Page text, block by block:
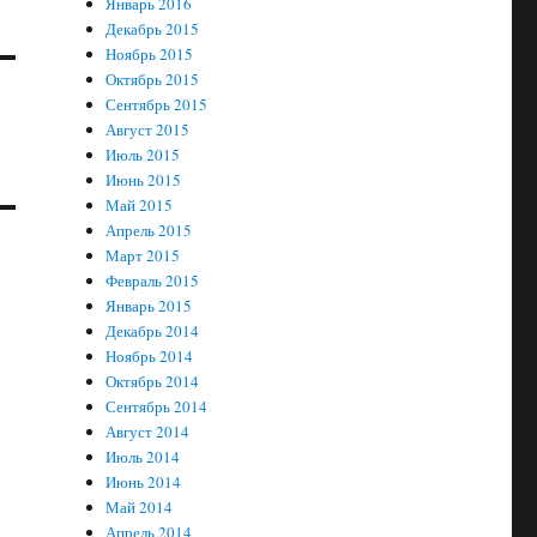
Декабрь 2015
Ноябрь 2015
Октябрь 2015
Сентябрь 2015
Август 2015
Июль 2015
Июнь 2015
Май 2015
Апрель 2015
Март 2015
Февраль 2015
Январь 2015
Декабрь 2014
Ноябрь 2014
Октябрь 2014
Сентябрь 2014
Август 2014
Июль 2014
Июнь 2014
Май 2014
Апрель 2014